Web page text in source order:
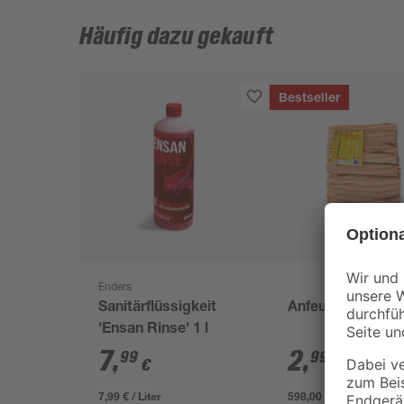
Häufig dazu gekauft
Enders
Sanitärflüssigkeit
'Ensan Rinse' 1 l
7,99 €
7,99 € / Liter
Bestseller
Anfeuerholz 5
2,99
598,00 € / m³